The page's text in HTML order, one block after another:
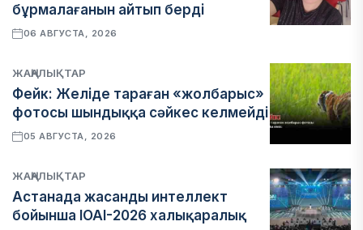
бұрмалағанын айтып берді
06 АВГУСТА, 2026
ЖАҢАЛЫҚТАР
Фейк: Желіде тараған «жолбарыс»
фотосы шындыққа сәйкес келмейді
05 АВГУСТА, 2026
ЖАҢАЛЫҚТАР
Астанада жасанды интеллект
бойынша IOAI-2026 халықаралық